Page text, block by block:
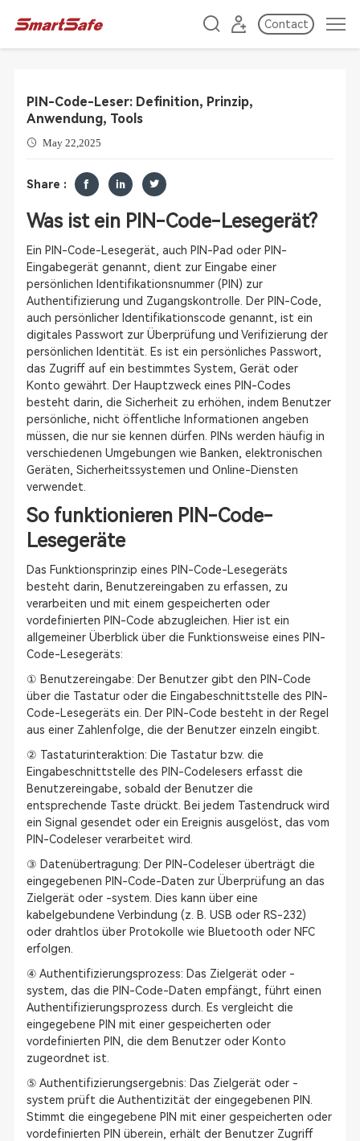
Contact
PIN-Code-Leser: Definition, Prinzip,
Anwendung, Tools
May 22,2025
Share :
Was ist ein PIN-Code-Lesegerät?
Ein PIN-Code-Lesegerät, auch PIN-Pad oder PIN-
Eingabegerät genannt, dient zur Eingabe einer
persönlichen Identifikationsnummer (PIN) zur
Authentifizierung und Zugangskontrolle. Der PIN-Code,
auch persönlicher Identifikationscode genannt, ist ein
digitales Passwort zur Überprüfung und Verifizierung der
persönlichen Identität. Es ist ein persönliches Passwort,
das Zugriff auf ein bestimmtes System, Gerät oder
Konto gewährt. Der Hauptzweck eines PIN-Codes
besteht darin, die Sicherheit zu erhöhen, indem Benutzer
persönliche, nicht öffentliche Informationen angeben
müssen, die nur sie kennen dürfen. PINs werden häufig in
verschiedenen Umgebungen wie Banken, elektronischen
Geräten, Sicherheitssystemen und Online-Diensten
verwendet.
So funktionieren PIN-Code-
Lesegeräte
Das Funktionsprinzip eines PIN-Code-Lesegeräts
besteht darin, Benutzereingaben zu erfassen, zu
verarbeiten und mit einem gespeicherten oder
vordefinierten PIN-Code abzugleichen. Hier ist ein
allgemeiner Überblick über die Funktionsweise eines PIN-
Code-Lesegeräts:
① Benutzereingabe: Der Benutzer gibt den PIN-Code
über die Tastatur oder die Eingabeschnittstelle des PIN-
Code-Lesegeräts ein. Der PIN-Code besteht in der Regel
aus einer Zahlenfolge, die der Benutzer einzeln eingibt.
② Tastaturinteraktion: Die Tastatur bzw. die
Eingabeschnittstelle des PIN-Codelesers erfasst die
Benutzereingabe, sobald der Benutzer die
entsprechende Taste drückt. Bei jedem Tastendruck wird
ein Signal gesendet oder ein Ereignis ausgelöst, das vom
PIN-Codeleser verarbeitet wird.
③ Datenübertragung: Der PIN-Codeleser überträgt die
eingegebenen PIN-Code-Daten zur Überprüfung an das
Zielgerät oder -system. Dies kann über eine
kabelgebundene Verbindung (z. B. USB oder RS-232)
oder drahtlos über Protokolle wie Bluetooth oder NFC
erfolgen.
④ Authentifizierungsprozess: Das Zielgerät oder -
system, das die PIN-Code-Daten empfängt, führt einen
Authentifizierungsprozess durch. Es vergleicht die
eingegebene PIN mit einer gespeicherten oder
vordefinierten PIN, die dem Benutzer oder Konto
zugeordnet ist.
⑤ Authentifizierungsergebnis: Das Zielgerät oder -
system prüft die Authentizität der eingegebenen PIN.
Stimmt die eingegebene PIN mit einer gespeicherten oder
vordefinierten PIN überein, erhält der Benutzer Zugriff